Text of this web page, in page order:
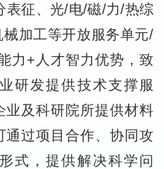
表征、光/电/磁/力/热综
加工等开放服务单元/
力+人才智力优势，致
研发提供技术支撑服
业及科研院所提供材料
通过项目合作、协同攻
式，提供解决科学问